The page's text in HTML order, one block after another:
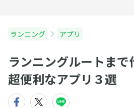
ランニング アプリ
ランニングルートまで
超便利なアプリ３選